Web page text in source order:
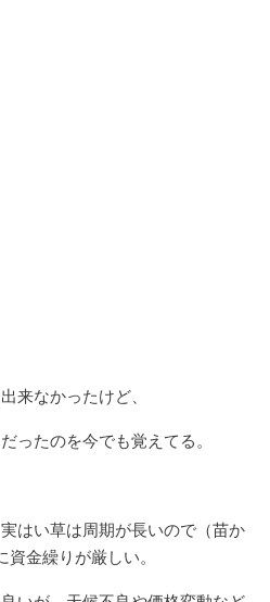
来なかったけど、
ったのを今でも覚えてる。
はい草は周期が長いので（苗か
金繰りが厳しい。